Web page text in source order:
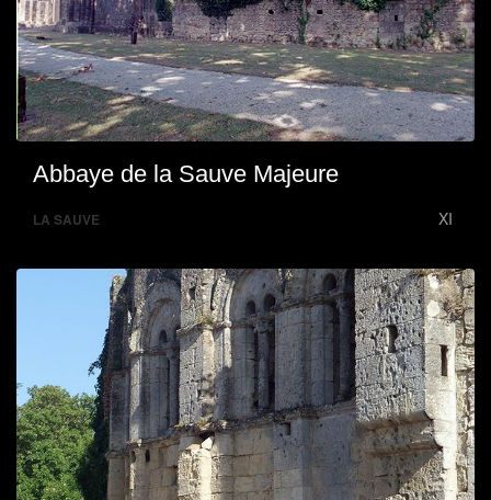
Abbaye de la Sauve Majeure
LA SAUVE XI